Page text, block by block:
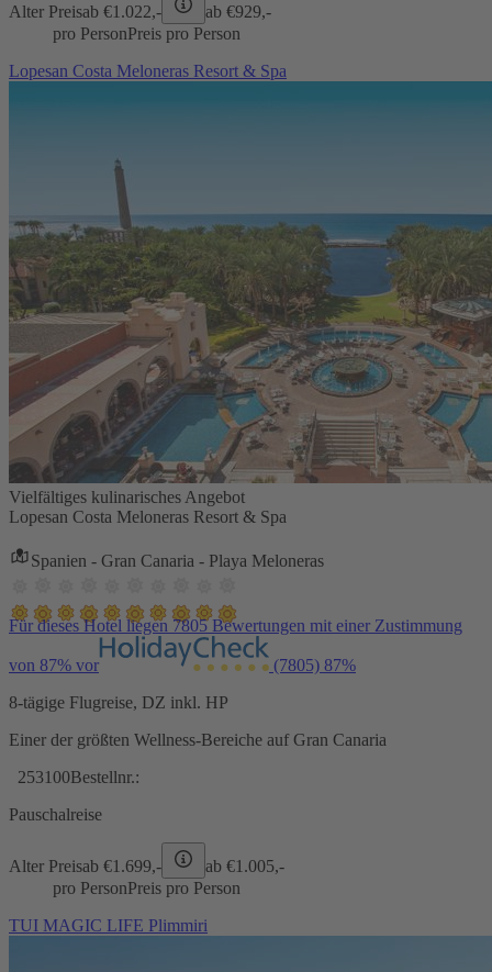
Alter Preisab €1.022,- ab €929,-
pro PersonPreis pro Person
Lopesan Costa Meloneras Resort & Spa
Vielfältiges kulinarisches Angebot
Lopesan Costa Meloneras Resort & Spa
Spanien - Gran Canaria - Playa Meloneras
Für dieses Hotel liegen 7805 Bewertungen mit einer Zustimmung
von 87% vor (7805) 87%
8-tägige Flugreise, DZ inkl. HP
Einer der größten Wellness-Bereiche auf Gran Canaria
253100Bestellnr.:
Pauschalreise
Alter Preisab €1.699,- ab €1.005,-
pro PersonPreis pro Person
TUI MAGIC LIFE Plimmiri